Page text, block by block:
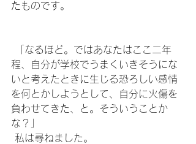
たものです。
程、自分が学校でうまくいきそうにな
いと考えたときに生じる恐ろしい感情
を何とかしようとして、自分に火傷を
負わせてきた、と。そういうことか
な？」
私は尋ねました。